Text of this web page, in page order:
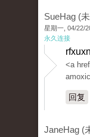
SueHag (
星期一, 04/22/
永久连接
<a
回复
JaneHag (